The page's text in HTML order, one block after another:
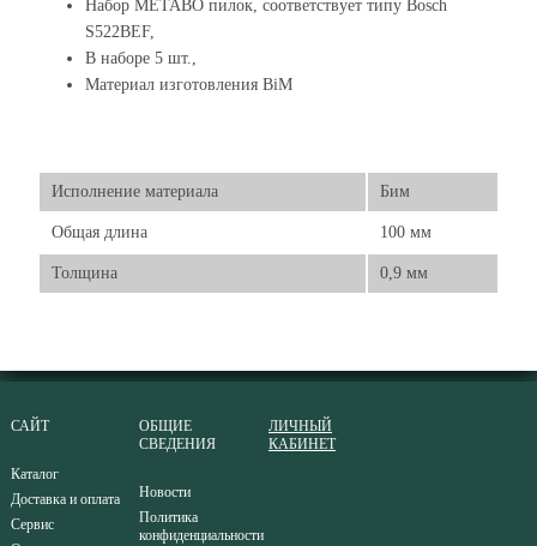
Набор METABO пилок, соответствует типу Bosch
S522BEF,
В наборе 5 шт.,
Материал изготовления BiM
Исполнение материала Бим
Общая длина 100 мм
Толщина 0,9 мм
САЙТ
Каталог
Доставка и оплата
Сервис
ОБЩИЕ
СВЕДЕНИЯ
Новости
Политика
конфиденциальности
ЛИЧНЫЙ
КАБИНЕТ